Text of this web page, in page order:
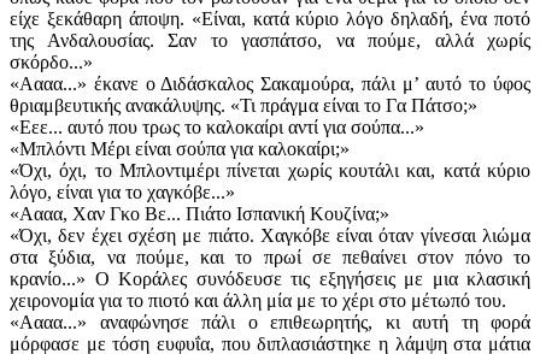
είχε ξεκάθαρη άποψη. «Είναι, κατά κύριο λόγο δηλαδή, ένα ποτό
της Ανδαλουσίας. Σαν το γασπάτσο, να πούμε, αλλά χωρίς
σκόρδο...»
«Αααα...» έκανε ο Διδάσκαλος Σακαμούρα, πάλι μʼ αυτό το ύφος
θριαμβευτικής ανακάλυψης. «Τι πράγμα είναι το Γα Πάτσο;»
«Εεε... αυτό που τρως το καλοκαίρι αντί για σούπα...»
«Μπλόντι Μέρι είναι σούπα για καλοκαίρι;»
«Όχι, όχι, το Μπλοντιμέρι πίνεται χωρίς κουτάλι και, κατά κύριο
λόγο, είναι για το χαγκόβε...»
«Αααα, Χαν Γκο Βε... Πιάτο Ισπανική Κουζίνα;»
«Όχι, δεν έχει σχέση με πιάτο. Χαγκόβε είναι όταν γίνεσαι λιώμα
στα ξύδια, να πούμε, και το πρωί σε πεθαίνει στον πόνο το
κρανίο...» Ο Κοράλες συνόδευσε τις εξηγήσεις με μια κλασική
χειρονομία για το πιοτό και άλλη μία με το χέρι στο μέτωπό του.
«Αααα...» αναφώνησε πάλι ο επιθεωρητής, κι αυτή τη φορά
μόρφασε με τόση ευφυΐα, που διπλασιάστηκε η λάμψη στα μάτια